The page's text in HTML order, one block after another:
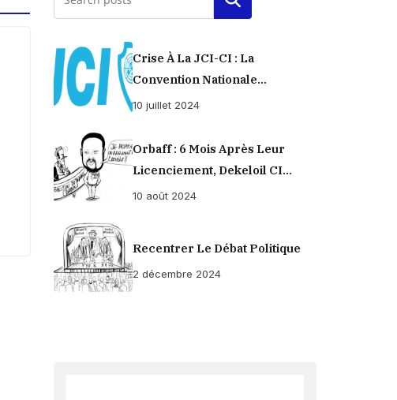
Crise À La JCI-CI : La
Convention Nationale
Provisoirement Suspendue
10 juillet 2024
Orbaff : 6 Mois Après Leur
Licenciement, Dekeloil CI
Propose À Ses Ex-Ouvriers Un
10 août 2024
Recentrer Le Débat Politique
2 décembre 2024